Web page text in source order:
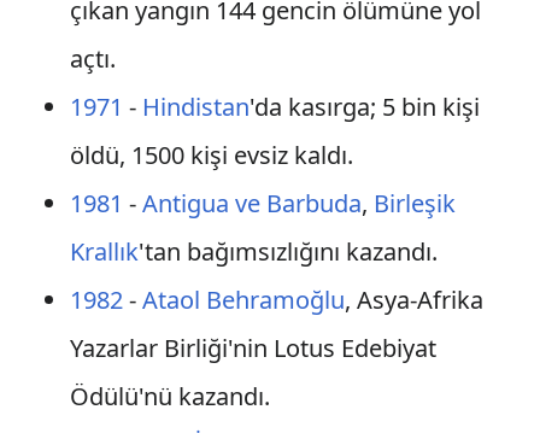
çıkan yangın 144 gencin ölümüne yol
açtı.
1971 - Hindistan'da kasırga; 5 bin kişi
öldü, 1500 kişi evsiz kaldı.
1981 -Antigua ve Barbuda, Birleşik
Krallık'tan bağımsızlığını kazandı.
1982-Ataol Behramoğlu, Asya-Afrika
Yazarlar Birliği'nin Lotus Edebiyat
Ödülü'nü kazandı.